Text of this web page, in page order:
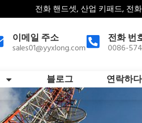
전화 핸드셋, 산업 키패드, 전
이메일 주소
sales01@yyxlong.com
전화 번
0086-
블로그 연락하다